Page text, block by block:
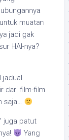
muatan
jadi gak
HAI-nya?
jadual
dari film-film
saja…
juga patut
Yang